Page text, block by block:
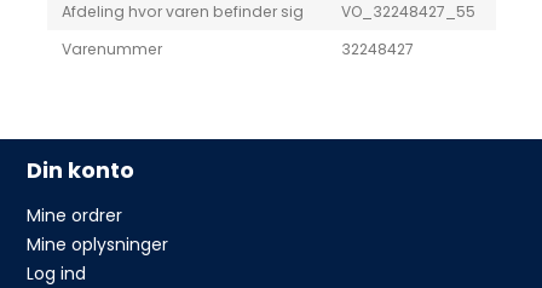
Afdeling hvor varen befinder sig
VO_32248427_55
Varenummer
32248427
Din konto
Mine ordrer
Mine oplysninger
Log ind